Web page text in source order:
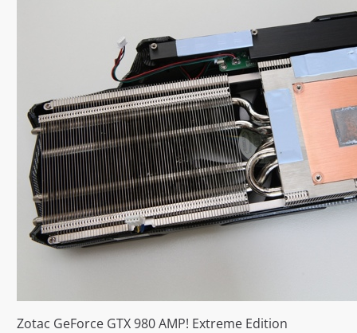
Zotac GeForce GTX 980 AMP! Extreme Edition